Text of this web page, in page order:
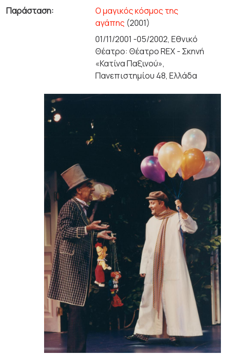
Παράσταση:
Ο μαγικός κόσμος της
αγάπης (2001)
01/11/2001 -05/2002, Εθνικό
Θέατρο: Θέατρο REX - Σκηνή
«Κατίνα Παξινού»,
Πανεπιστημίου 48, Ελλάδα